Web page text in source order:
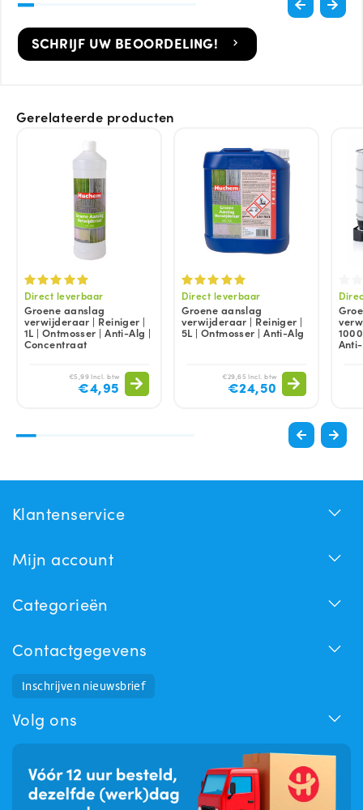
SCHRIJF UW BEOORDELING!
Gerelateerde producten
Direct leverbaar
Groene aanslag
verwijderaar | Reiniger |
1L | Ontmosser | Anti-Alg |
Concentraat
€5,99 Incl. btw
€4,95
Direct leverbaar
Groene aanslag
verwijderaar | Reiniger |
5L | Ontmosser | Anti-Alg
€29,65 Incl. btw
€24,50
Klantenservice
Mijn account
Categorieën
Contactgegevens
Inschrijven nieuwsbrief
Volg ons